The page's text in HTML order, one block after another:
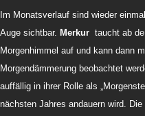
Im Monatsverlauf sind wieder
Auge sichtbar. Merkur taucht ab
Morgenhimmel auf und kann dann
Morgendämmerung beobachtet
auffällig in ihrer Rolle als
nächsten Jahres andauern wird.